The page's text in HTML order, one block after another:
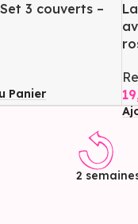
3 couverts –
Panier
2